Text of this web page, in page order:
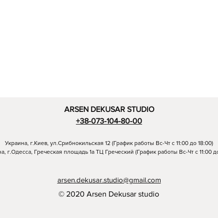
ARSEN DEKUSAR STUDIO
+38-073-104-80-00
Украина, г.Киев, ул.Срибнокильская 12 (График работы Вс-Чт с 11:00 до 18:00)
г.Одесса, Греческая площадь 1а ТЦ Греческий (График работы Вс-Чт с 11:00
arsen.dekusar.studio@gmail.com
© 2020 Arsen Dekusar studio